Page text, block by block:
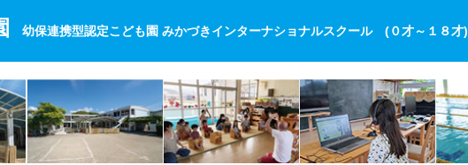
幼保連携型認定こども園 みかづきインターナショナルスクール (０才～１８才)